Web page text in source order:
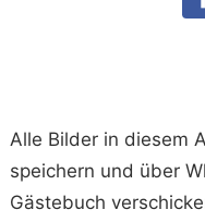
Alle Bilder in diesem
speichern und über
Gästebuch